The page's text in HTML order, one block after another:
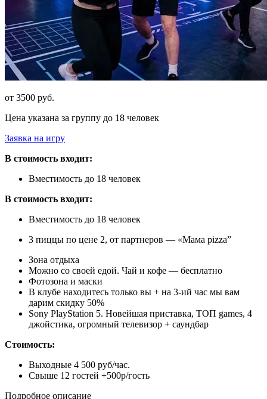
от 3500 руб.
Цена указана за группу до 18 человек
Заявка на игру
В стоимость входит:
Вместимость до 18 человек
В стоимость входит:
Вместимость до 18 человек
3 пиццы по цене 2, от партнеров — «Мама pizza”
Зона отдыха
Можно со своей едой. Чай и кофе — бесплатно
Фотозона и маски
В клубе находитесь только вы + на 3-ий час мы вам
дарим скидку 50%
Sony PlayStation 5. Новейшая приставка, ТОП games, 4
джойстика, огромный телевизор + саундбар
Стоимость:
Выходные 4 500 руб/час.
Свыше 12 гостей +500р/гость
Подробное описание